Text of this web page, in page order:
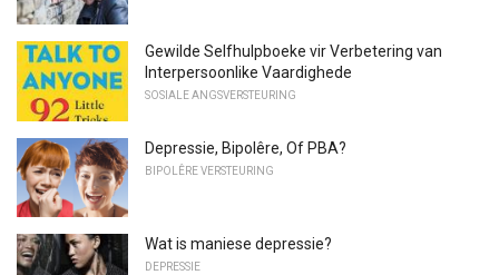
Gewilde Selfhulpboeke vir Verbetering van
Interpersoonlike Vaardighede
SOSIALE ANGSVERSTEURING
Depressie, Bipolêre, Of PBA?
BIPOLÊRE VERSTEURING
Wat is maniese depressie?
DEPRESSIE